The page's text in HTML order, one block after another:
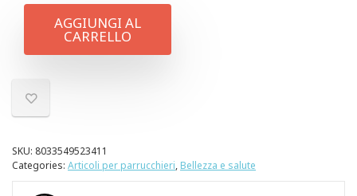
AGGIUNGI AL
CARRELLO
SKU: 8033549523411
Categories: Articoli per parrucchieri, Bellezza e salute